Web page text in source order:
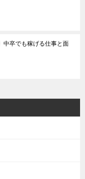
中卒でも稼げる仕事と面